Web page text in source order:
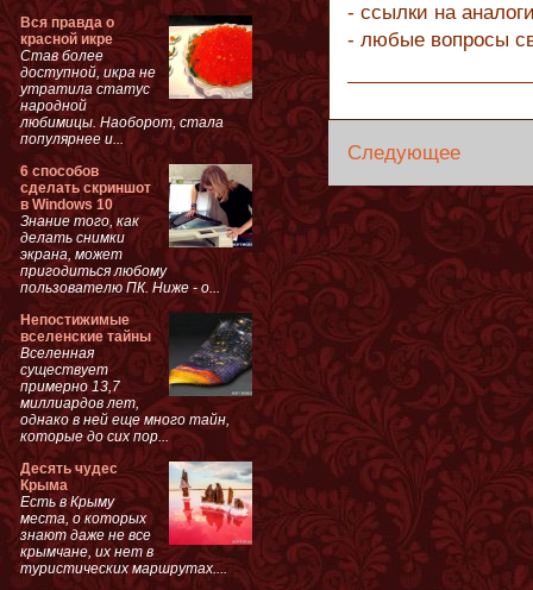
- ссылки на
- любые вопросы
Следующее
Вся правда о
красной икре
Став более
доступной, икра не
утратила статус
народной
любимицы. Наоборот, стала
популярнее и...
6 способов
сделать скриншот
в Windows 10
Знание того, как
делать снимки
экрана, может
пригодиться любому
пользователю ПК. Ниже - о...
Непостижимые
вселенские тайны
Вселенная
существует
примерно 13,7
миллиардов лет,
однако в ней еще много тайн,
которые до сих пор...
Десять чудес
Крыма
Есть в Крыму
места, о которых
знают даже не все
крымчане, их нет в
туристических маршрутах....